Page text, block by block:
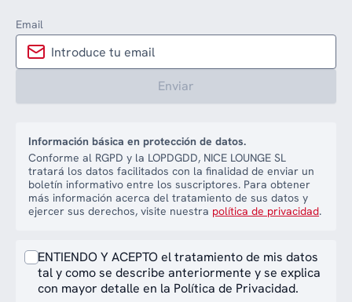
Email
Enviar
Información básica en protección de datos.
Conforme al RGPD y la LOPDGDD, NICE LOUNGE SL
tratará los datos facilitados con la finalidad de enviar un
boletín informativo entre los suscriptores. Para obtener
más información acerca del tratamiento de sus datos y
ejercer sus derechos, visite nuestra política de privacidad.
ENTIENDO Y ACEPTO el tratamiento de mis datos
tal y como se describe anteriormente y se explica
con mayor detalle en la Política de Privacidad.